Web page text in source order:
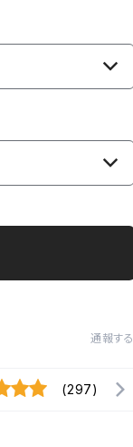
通報する
(297)